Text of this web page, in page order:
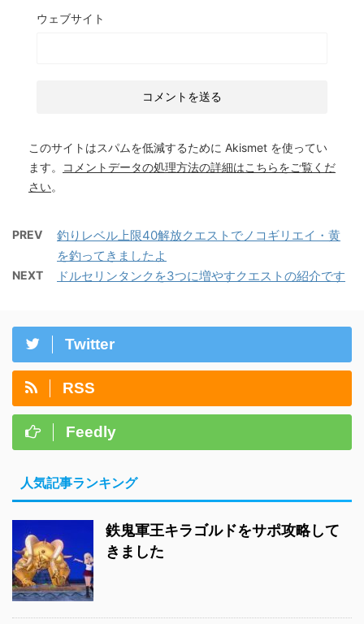
ウェブサイト
このサイトはスパムを低減するために Akismet を使ってい
ます。
コメントデータの処理方法の詳細はこちらをご覧くだ
さい。
PREV
釣りレベル上限40解放クエストでノコギリエイ・黄
を釣ってきましたよ
NEXT ドルセリンタンクを3つに増やすクエストの紹介です
Twitter
RSS
Feedly
人気記事ランキング
鉄鬼軍王キラゴルドをサポ攻略して
きました